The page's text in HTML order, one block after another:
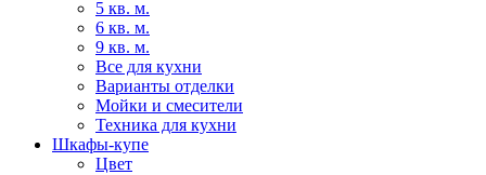
5 кв. м.
6 кв. м.
9 кв. м.
Все для кухни
Варианты отделки
Мойки и смесители
Техника для кухни
Шкафы-купе
Цвет